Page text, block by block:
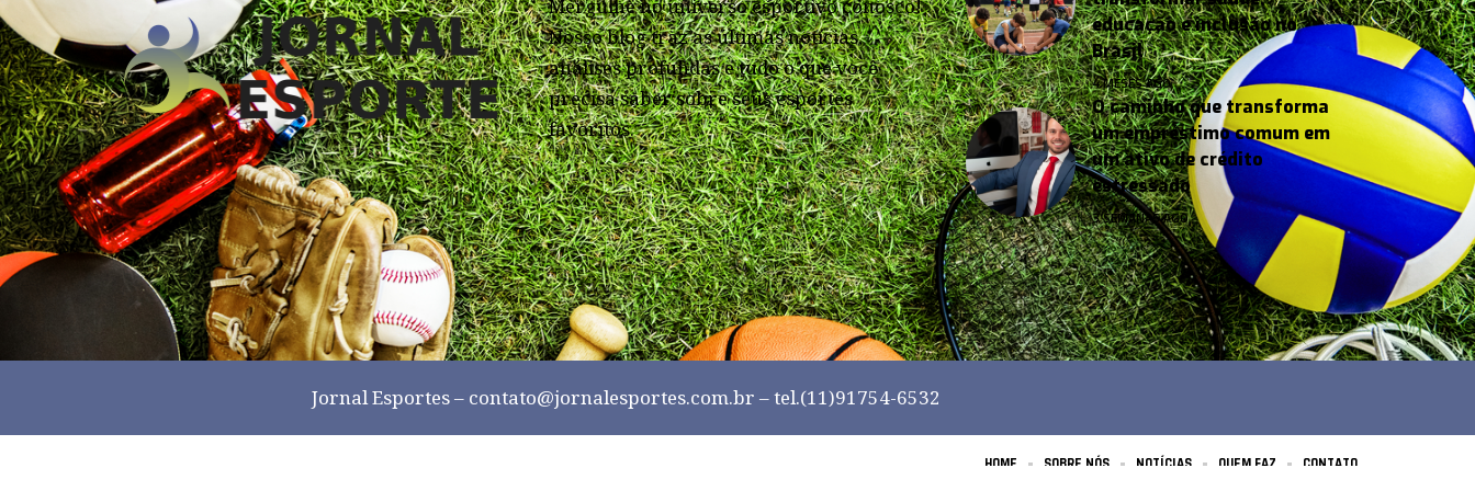
Mergulhe no universo esportivo conosco!
Nosso blog traz as últimas notícias,
análises profundas e tudo o que você
precisa saber sobre seus esportes
favoritos.
educação e inclusão no
Brasil
4 MESES AGO
O caminho que transforma
um empréstimo comum em
um ativo de crédito
estressado
3 SEMANAS AGO
Jornal Esportes – contato@jornalesportes.com.br – tel.(11)91754-6532
HOME SOBRE NÓS NOTÍCIAS QUEM FAZ CONTATO